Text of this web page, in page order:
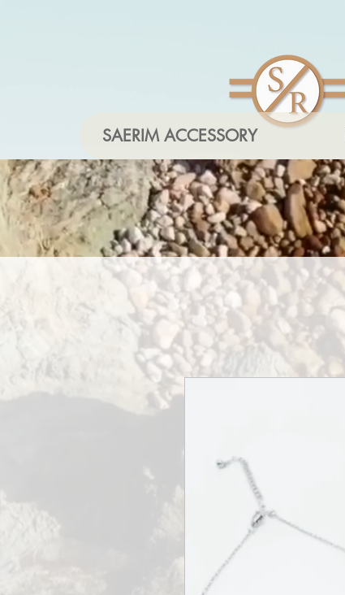
SAERIM ACCESSORY